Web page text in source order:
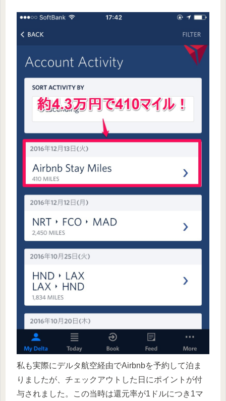
私も実際にデルタ航空経由でAirbnbを予約して泊ま
りましたが、チェックアウトした日にポイントが付
与されました。この当時は還元率が1ドルにつき1マ